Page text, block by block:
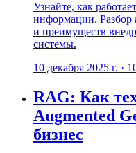
Узнайте, как
информации. Разбор
и преимуществ
системы.
10 декабря 2025 г. ·
RAG: Как
Augmented
бизнес